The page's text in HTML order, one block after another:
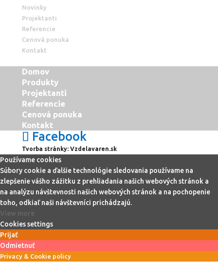
Novinky
Projektanti
Referencie
Cenová ponuka
Kontakt
Domov
Produkty
Projektanti
Referencie
Cenová ponuka
Kontakt
Facebook
Tvorba stránky: Vzdelavaren.sk
Používame cookies
Súbory cookie a ďalšie technológie sledovania používame na
zlepšenie vášho zážitku z prehliadania našich webových stránok a
na analýzu návštevnosti našich webových stránok a na pochopenie
toho, odkiaľ naši návštevníci prichádzajú.
View more
Cookies settings
Prijať
Odmietnuť
Privacy & Cookie policy